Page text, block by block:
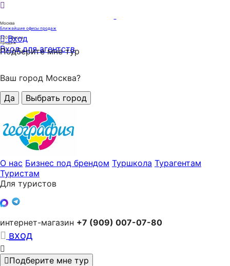
Москва
Ближайшие офисы продаж
320офисов
продаж
Вход
Вход для агентств
Подберите мне тур
Ваш город Москва?
Да
Выбрать город
О нас Бизнес под брендом Туршкола Турагентам
Туристам
Для туристов
интернет-магазин +7 (909) 007-07-80
вход
Подберите мне тур